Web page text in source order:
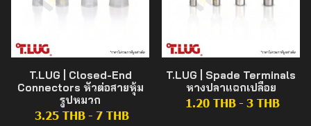
T.LUG | Closed-End
Connectors หัวต่อสายหุ้ม
รูปหมวก
3.25 THB - 7 THB
T.LUG | Spade Terminals
หางปลาแฉกเปลือย
1.20 THB - 3 THB